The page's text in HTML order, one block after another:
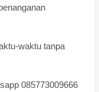
waktu tanpa
085773009666